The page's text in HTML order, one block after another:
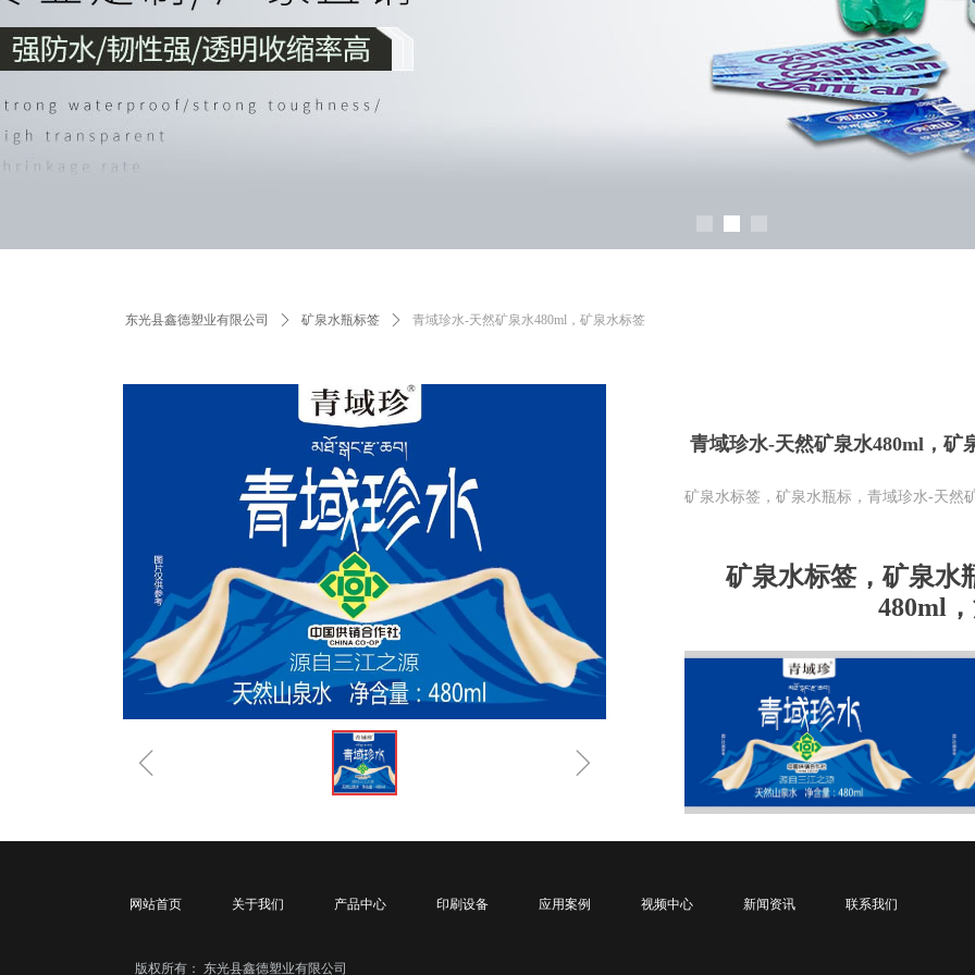
东光县鑫德塑业有限公司 ꄲ 矿泉水瓶标签 ꄲ 青域珍水-天然矿泉水480ml，矿泉水标签
ꁆ ꁇ
青域珍水-天然矿泉水480ml，矿
矿泉水标签，矿泉水瓶标，青域珍水-天然
矿泉水标签，矿泉水
480ml
版权所有： 东光县鑫德塑业有限公司
网站首页 关于我们 产品中心 印刷设备 应用案例 视频中心 新闻资讯 联系我们